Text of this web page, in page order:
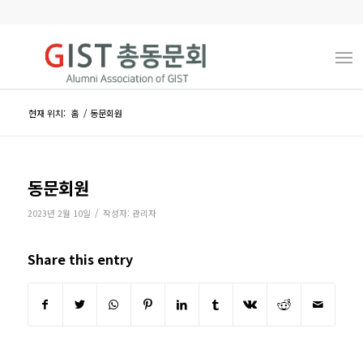
현재 위치: 홈 / 동문회원
동문회원
2023년 2월 10일 / 작성자: 관리자
Share this entry